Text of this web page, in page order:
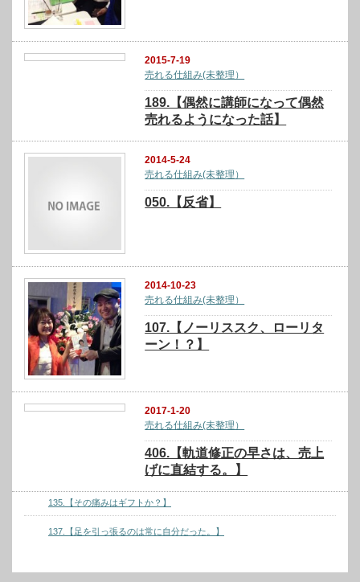
2015-7-19
売れる仕組み(未整理）
189.【偶然に講師になって偶然
売れるようになった話】
2014-5-24
売れる仕組み(未整理）
050.【反省】
2014-10-23
売れる仕組み(未整理）
107.【ノーリススク、ローリタ
ーン！？】
2017-1-20
売れる仕組み(未整理）
406.【軌道修正の早さは、売上
げに直結する。】
135.【その痛みはギフトか？】
137.【足を引っ張るのは常に自分だった。】